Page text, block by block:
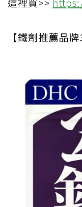
【鐵劑推薦品